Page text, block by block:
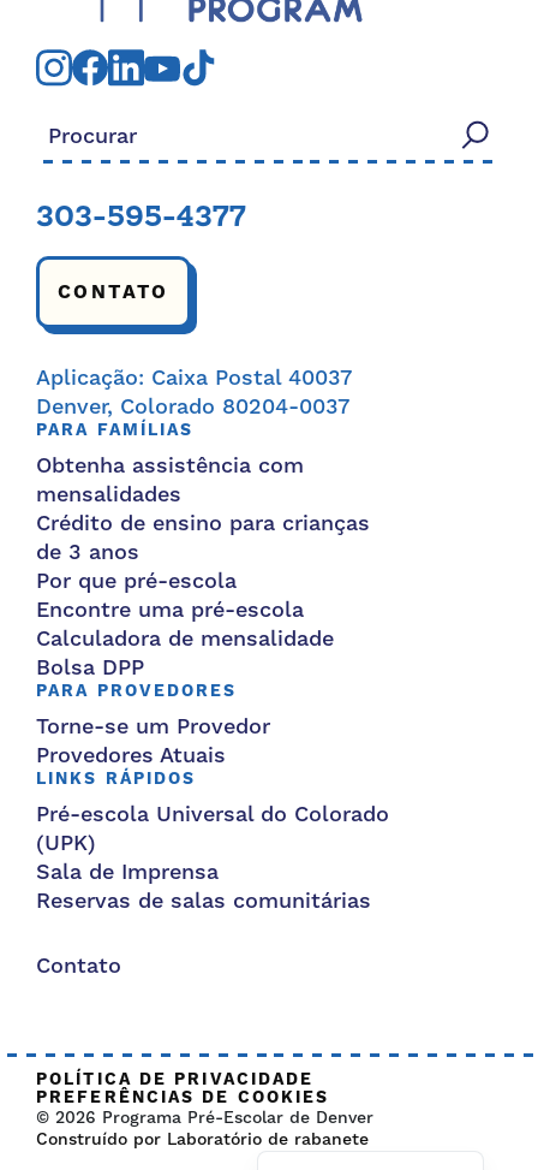
Procurar:
303-595-4377
CONTATO
Aplicação: Caixa Postal 40037
Denver, Colorado 80204-0037
PARA FAMÍLIAS
Obtenha assistência com
mensalidades
Crédito de ensino para crianças
de 3 anos
Por que pré-escola
Encontre uma pré-escola
Calculadora de mensalidade
Bolsa DPP
PARA PROVEDORES
Torne-se um Provedor
Provedores Atuais
LINKS RÁPIDOS
Pré-escola Universal do Colorado
(UPK)
Sala de Imprensa
Reservas de salas comunitárias
Contato
POLÍTICA DE PRIVACIDADE
PREFERÊNCIAS DE COOKIES
© 2026 Programa Pré-Escolar de Denver
Construído por Laboratório de rabanete